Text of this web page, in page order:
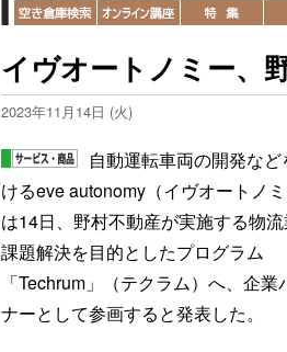
イヴオートノミー、
2023年11月14日 (火)
自動運転車両の開発な
けるeve autonomy（イヴオートノミ
は14日、野村不動産が実施する物
課題解決を目的としたプログラム
「Techrum」（テクラム）へ、企業
ナーとして参画すると発表した。